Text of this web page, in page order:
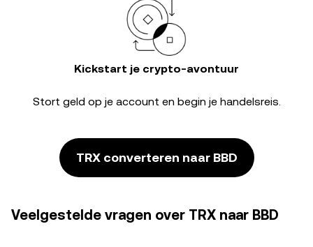
Kickstart je crypto-avontuur
Stort geld op je account en begin je handelsreis.
TRX converteren naar BBD
Veelgestelde vragen over TRX naar BBD